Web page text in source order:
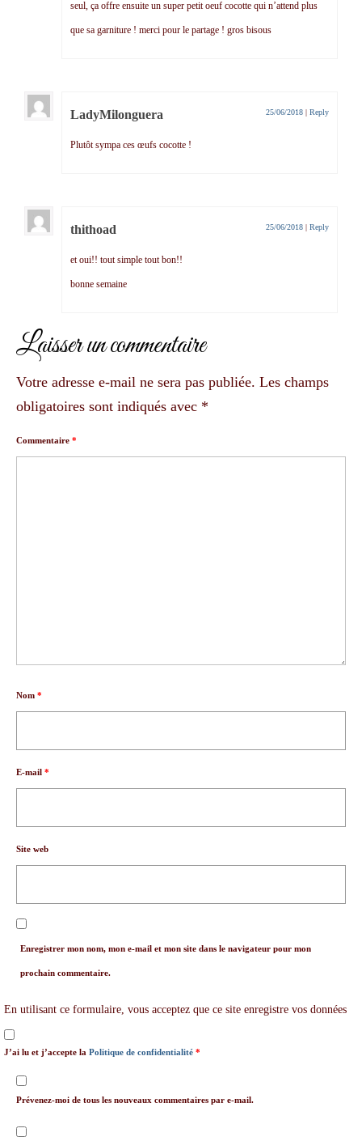
seul, ça offre ensuite un super petit oeuf cocotte qui n’attend plus
que sa garniture ! merci pour le partage ! gros bisous
LadyMilonguera 25/06/2018 | Reply
Plutôt sympa ces œufs cocotte !
thithoad 25/06/2018 | Reply
et oui!! tout simple tout bon!!
bonne semaine
Laisser un commentaire
Votre adresse e-mail ne sera pas publiée. Les champs
obligatoires sont indiqués avec *
Commentaire *
Nom *
E-mail *
Site web
Enregistrer mon nom, mon e-mail et mon site dans le navigateur pour mon
prochain commentaire.
En utilisant ce formulaire, vous acceptez que ce site enregistre vos données
J’ai lu et j’accepte la Politique de confidentialité *
Prévenez-moi de tous les nouveaux commentaires par e-mail.